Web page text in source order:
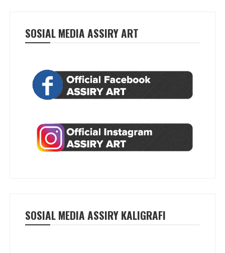
SOSIAL MEDIA ASSIRY ART
SOSIAL MEDIA ASSIRY KALIGRAFI